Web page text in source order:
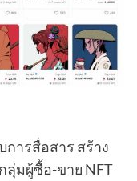
ารสื่อสาร สร้าง
ลุ่มผู้ซื้อ-ขาย NFT